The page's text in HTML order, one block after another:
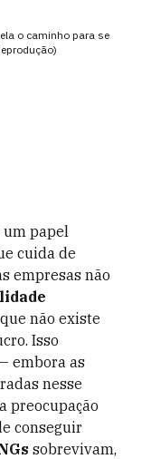
o caminho para se
papel
cuida de
empresas não
não existe
Isso
embora as
nesse
preocupação
conseguir
sobrevivam,